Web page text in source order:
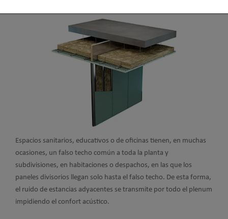
Espacios sanitarios, educativos o de oficinas tienen, en muchas
ocasiones, un falso techo común a toda la planta y
subdivisiones, en habitaciones o despachos, en las que los
paneles divisorios llegan solo hasta el falso techo. De esta forma,
el ruido de estancias adyacentes se transmite por todo el plenum
impidiendo el confort acústico.